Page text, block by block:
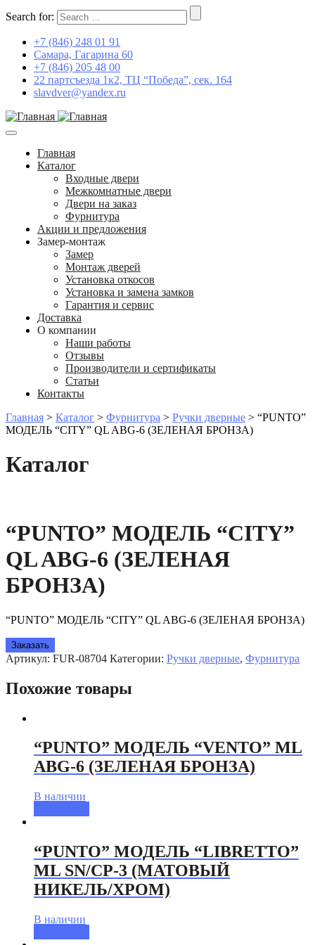
Search for:
+7 (846) 248 01 91
Самара, Гагарина 60
+7 (846) 205 48 00
22 партсъезда 1к2, ТЦ “Победа”, сек. 164
slavdver@yandex.ru
Главная
Каталог
Входные двери
Межкомнатные двери
Двери на заказ
Фурнитура
Акции и предложения
Замер-монтаж
Замер
Монтаж дверей
Установка откосов
Установка и замена замков
Гарантия и сервис
Доставка
О компании
Наши работы
Отзывы
Производители и сертификаты
Статьи
Контакты
Главная > Каталог > Фурнитура > Ручки дверные > “PUNTO”
МОДЕЛЬ “CITY” QL ABG-6 (ЗЕЛЕНАЯ БРОНЗА)
Каталог
“PUNTO” МОДЕЛЬ “CITY”
QL ABG-6 (ЗЕЛЕНАЯ
БРОНЗА)
“PUNTO” МОДЕЛЬ “CITY” QL ABG-6 (ЗЕЛЕНАЯ БРОНЗА)
Заказать
Артикул: FUR-08704 Категории: Ручки дверные, Фурнитура
Похожие товары
“PUNTO” МОДЕЛЬ “VENTO” ML
ABG-6 (ЗЕЛЕНАЯ БРОНЗА)
В наличии
“PUNTO” МОДЕЛЬ “LIBRETTO”
ML SN/CP-3 (МАТОВЫЙ
НИКЕЛЬ/ХРОМ)
В наличии